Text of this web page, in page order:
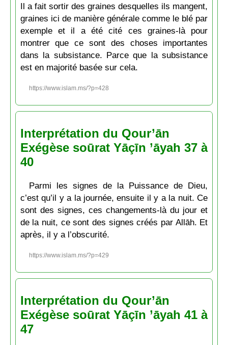
Il a fait sortir des graines desquelles ils mangent,
graines ici de manière générale comme le blé par
exemple et il a été cité ces graines-là pour
montrer que ce sont des choses importantes
dans la subsistance. Parce que la subsistance
est en majorité basée sur cela.
https://www.islam.ms/?p=428
Interprétation du Qour’ān
Exégèse soūrat Yāçīn ’āyah 37 à
40
Parmi les signes de la Puissance de Dieu,
c’est qu’il y a la journée, ensuite il y a la nuit. Ce
sont des signes, ces changements-là du jour et
de la nuit, ce sont des signes créés par Allāh. Et
après, il y a l’obscurité.
https://www.islam.ms/?p=429
Interprétation du Qour’ān
Exégèse soūrat Yāçīn ’āyah 41 à
47